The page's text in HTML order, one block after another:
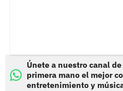
Únete a nuestro canal
primera mano el mejor
entretenimiento y